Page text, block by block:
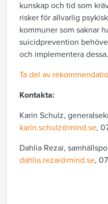
kunskap och tid som
risker för allvarlig
kommuner som saknar
suicidprevention
och implementera dessa.
Ta del av
Kontakta:
Karin Schulz,
karin.schulz@mind.se,
Dahlia Rezai,
dahlia.rezai@mind.se,